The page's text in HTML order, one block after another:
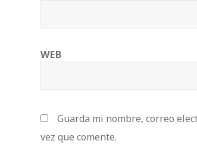
WEB
Guarda mi nombre, correo
vez que comente.